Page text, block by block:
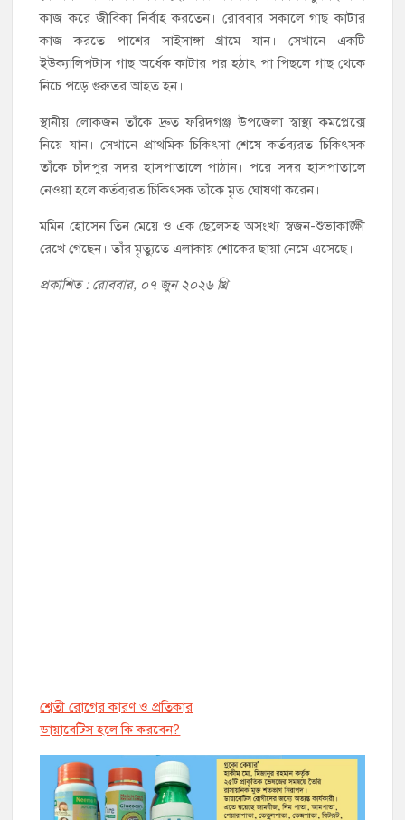
কাজ করে জীবিকা নির্বাহ করতেন। রোববার সকালে গাছ কাটার
কাজ করতে পাশের সাইসাঙ্গা গ্রামে যান। সেখানে একটি
ইউক্যালিপটাস গাছ অর্ধেক কাটার পর হঠাৎ পা পিছলে গাছ থেকে
নিচে পড়ে গুরুতর আহত হন।
স্থানীয় লোকজন তাঁকে দ্রুত ফরিদগঞ্জ উপজেলা স্বাস্থ্য কমপ্লেক্সে
নিয়ে যান। সেখানে প্রাথমিক চিকিৎসা শেষে কর্তব্যরত চিকিৎসক
তাঁকে চাঁদপুর সদর হাসপাতালে পাঠান। পরে সদর হাসপাতালে
নেওয়া হলে কর্তব্যরত চিকিৎসক তাঁকে মৃত ঘোষণা করেন।
মমিন হোসেন তিন মেয়ে ও এক ছেলেসহ অসংখ্য স্বজন-শুভাকাঙ্ক্ষী
রেখে গেছেন। তাঁর মৃত্যুতে এলাকায় শোকের ছায়া নেমে এসেছে।
প্রকাশিত : রোববার, ০৭ জুন ২০২৬ খ্রি
শ্বেতী রোগের কারণ ও প্রতিকার
ডায়াবেট্সি হলে কি করবেন?